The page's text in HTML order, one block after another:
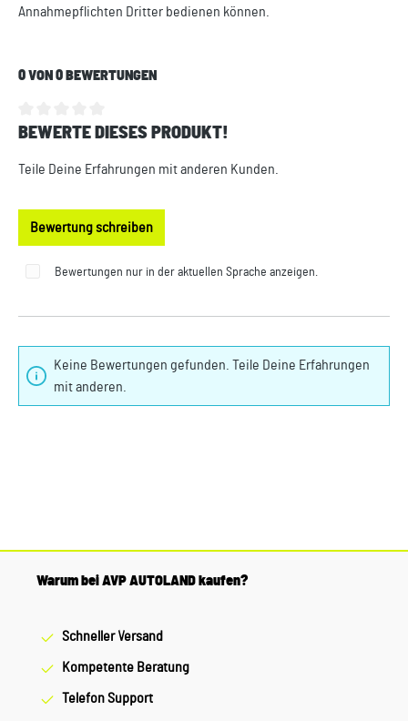
Annahmepflichten Dritter bedienen können.
0 VON 0 BEWERTUNGEN
Durchschnittliche Bewertung von 0 von 5 Sternen
BEWERTE DIESES PRODUKT!
Teile Deine Erfahrungen mit anderen Kunden.
Bewertung schreiben
Bewertungen nur in der aktuellen Sprache anzeigen.
Keine Bewertungen gefunden. Teile Deine Erfahrungen
mit anderen.
Warum bei AVP AUTOLAND kaufen?
Schneller Versand
Kompetente Beratung
Telefon Support